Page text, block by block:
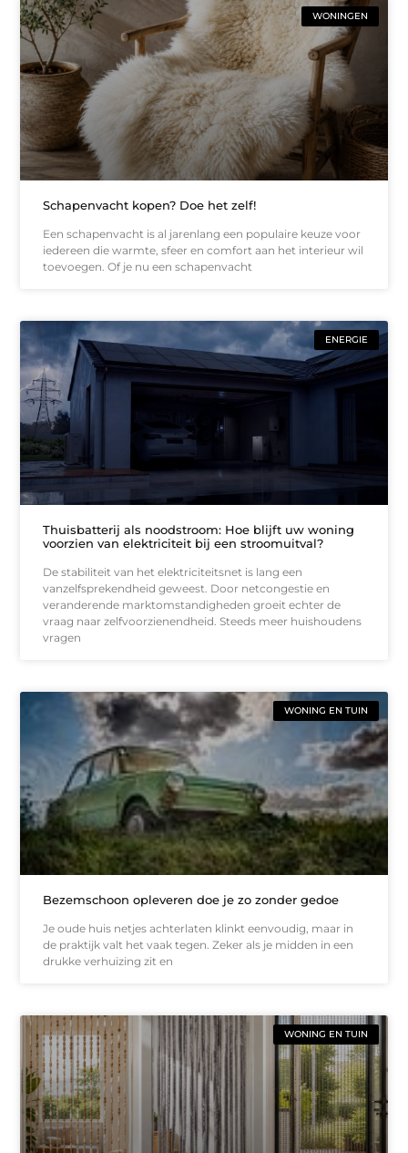
WONINGEN
Schapenvacht kopen? Doe het zelf!
Een schapenvacht is al jarenlang een populaire keuze voor
iedereen die warmte, sfeer en comfort aan het interieur wil
toevoegen. Of je nu een schapenvacht
ENERGIE
Thuisbatterij als noodstroom: Hoe blijft uw woning
voorzien van elektriciteit bij een stroomuitval?
De stabiliteit van het elektriciteitsnet is lang een
vanzelfsprekendheid geweest. Door netcongestie en
veranderende marktomstandigheden groeit echter de
vraag naar zelfvoorzienendheid. Steeds meer huishoudens
vragen
WONING EN TUIN
Bezemschoon opleveren doe je zo zonder gedoe
Je oude huis netjes achterlaten klinkt eenvoudig, maar in
de praktijk valt het vaak tegen. Zeker als je midden in een
drukke verhuizing zit en
WONING EN TUIN